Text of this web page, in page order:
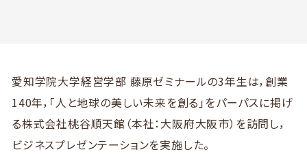
愛知学院大学経営学部 藤原ゼミナールの3年生は，創業
140年，「人と地球の美しい未来を創る」をパーパスに掲げ
る株式会社桃谷順天館（本社：大阪府大阪市）を訪問し，
ビジネスプレゼンテーションを実施した。